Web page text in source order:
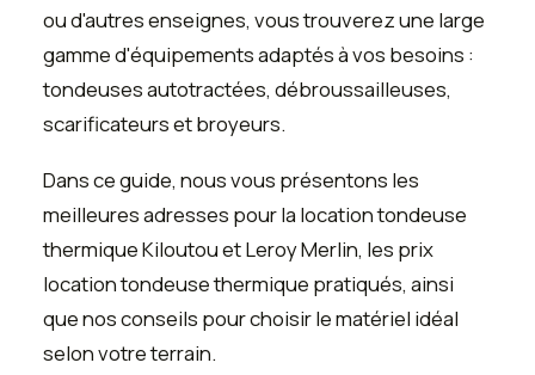
ou d'autres enseignes, vous trouverez une large
gamme d'équipements adaptés à vos besoins :
tondeuses autotractées, débroussailleuses,
scarificateurs et broyeurs.
Dans ce guide, nous vous présentons les
meilleures adresses pour la location tondeuse
thermique Kiloutou et Leroy Merlin, les prix
location tondeuse thermique pratiqués, ainsi
que nos conseils pour choisir le matériel idéal
selon votre terrain.